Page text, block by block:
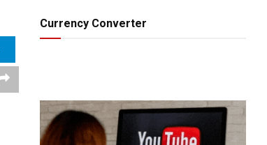
Currency Converter